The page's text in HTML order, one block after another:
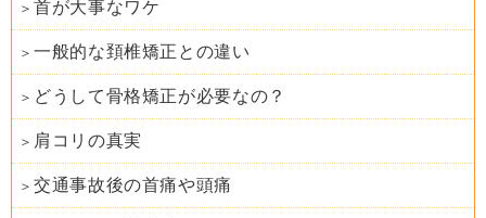
首が大事なワケ
一般的な頚椎矯正との違い
どうして骨格矯正が必要なの？
肩コリの真実
交通事故後の首痛や頭痛